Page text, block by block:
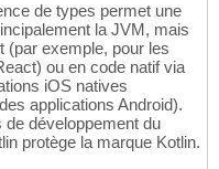
de types permet une
la JVM, mais
(par exemple, pour les
ou en code natif via
iOS natives
applications Android).
développement du
protège la marque Kotlin.